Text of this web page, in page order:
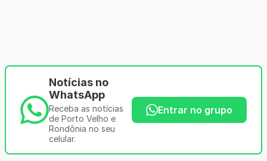
Notícias no
WhatsApp
Receba as notícias
de Porto Velho e
Rondônia no seu
celular.
Entrar no grupo